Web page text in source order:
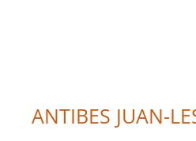
ANTIBES JUAN-